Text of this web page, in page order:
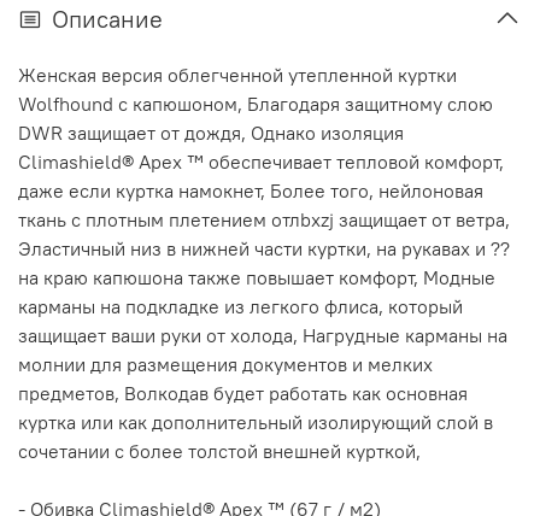
Описание
Женская версия облегченной утепленной куртки
Wolfhound с капюшоном, Благодаря защитному слою
DWR защищает от дождя, Однако изоляция
Climashield® Apex ™ обеспечивает тепловой комфорт,
даже если куртка намокнет, Более того, нейлоновая
ткань с плотным плетением отлbxzj защищает от ветра,
Эластичный низ в нижней части куртки, на рукавах и ??
на краю капюшона также повышает комфорт, Модные
карманы на подкладке из легкого флиса, который
защищает ваши руки от холода, Нагрудные карманы на
молнии для размещения документов и мелких
предметов, Волкодав будет работать как основная
куртка или как дополнительный изолирующий слой в
сочетании с более толстой внешней курткой,
- Обивка Climashield® Apex ™ (67 г / м2)